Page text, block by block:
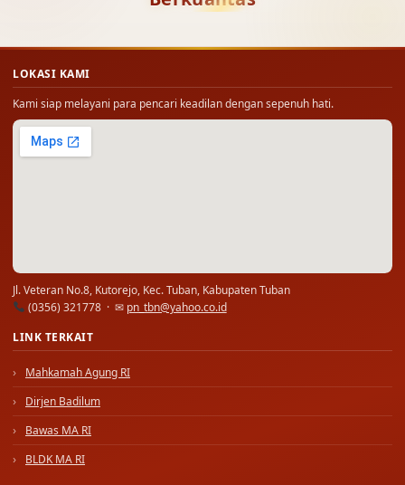
LOKASI KAMI
Kami siap melayani para pencari keadilan dengan sepenuh hati.
Jl. Veteran No.8, Kutorejo, Kec. Tuban, Kabupaten Tuban
(0356) 321778 · ✉ pn_tbn@yahoo.co.id
LINK TERKAIT
Mahkamah Agung RI
Dirjen Badilum
Bawas MA RI
BLDK MA RI